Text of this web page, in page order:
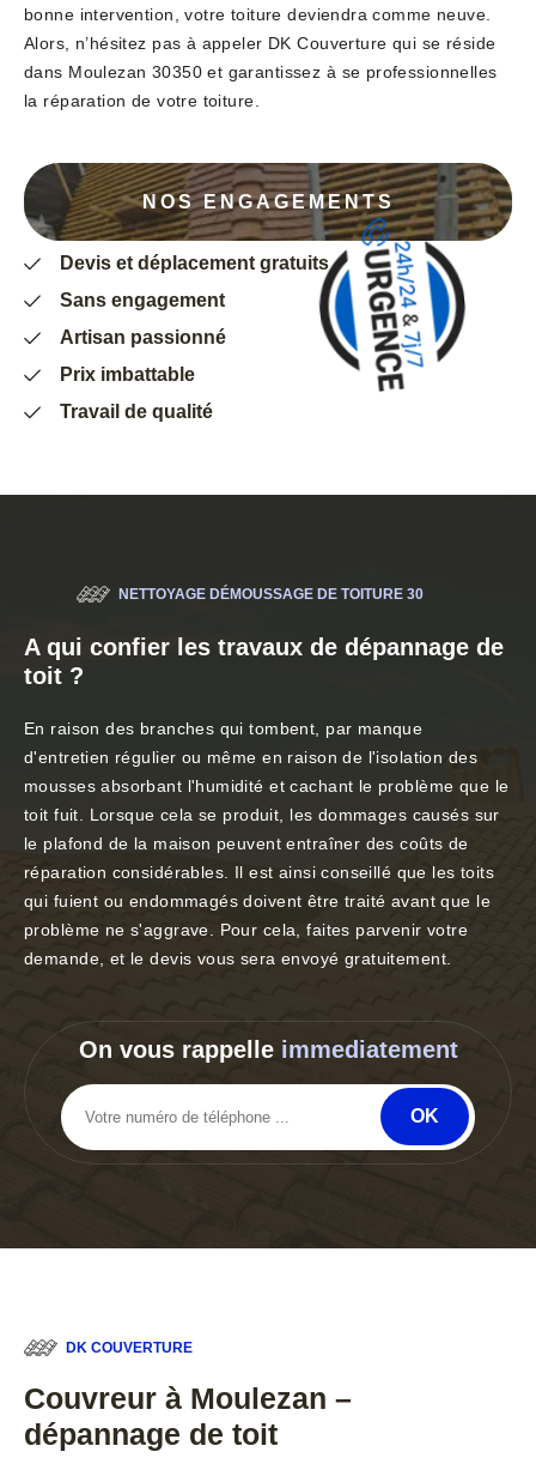
bonne intervention, votre toiture deviendra comme neuve.
Alors, n’hésitez pas à appeler DK Couverture qui se réside
dans Moulezan 30350 et garantissez à se professionnelles
la réparation de votre toiture.
NOS ENGAGEMENTS
Devis et déplacement gratuits
Sans engagement
Artisan passionné
Prix imbattable
Travail de qualité
NETTOYAGE DÉMOUSSAGE DE TOITURE 30
A qui confier les travaux de dépannage de
toit ?
En raison des branches qui tombent, par manque
d'entretien régulier ou même en raison de l'isolation des
mousses absorbant l'humidité et cachant le problème que le
toit fuit. Lorsque cela se produit, les dommages causés sur
le plafond de la maison peuvent entraîner des coûts de
réparation considérables. Il est ainsi conseillé que les toits
qui fuient ou endommagés doivent être traité avant que le
problème ne s'aggrave. Pour cela, faites parvenir votre
demande, et le devis vous sera envoyé gratuitement.
On vous rappelle immediatement
DK COUVERTURE
Couvreur à Moulezan –
dépannage de toit